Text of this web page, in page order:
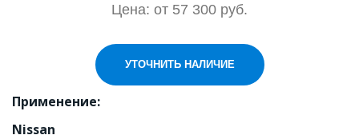
Цена: от 57 300 руб.
УТОЧНИТЬ НАЛИЧИЕ
Применение:
Nissan